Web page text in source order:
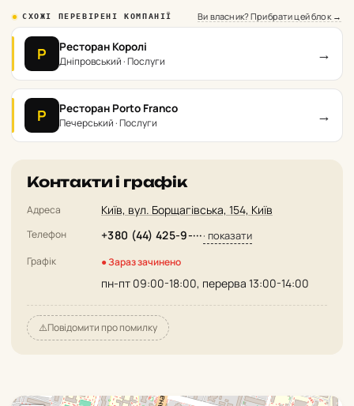
СХОЖІ ПЕРЕВІРЕНІ КОМПАНІЇ Ви власник? Прибрати цей блок →
Р Ресторан Королі
Дніпровський · Послуги →
Р Ресторан Porto Franco
Печерський · Послуги →
Контакти і графік
Адреса Київ, вул. Борщагівська, 154, Київ
Телефон +380 (44) 425-9-···· показати
Графік ● Зараз зачинено
пн-пт 09:00-18:00, перерва 13:00-14:00
⚠️Повідомити про помилку